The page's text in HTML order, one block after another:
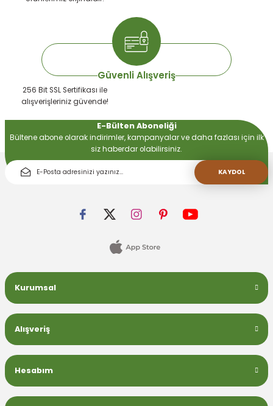
Güvenli Alışveriş
256 Bit SSL Sertifikası ile
alışverişleriniz güvende!
E-Bülten Aboneliği
Bültene abone olarak indirimler, kampanyalar ve daha fazlası için ilk
siz haberdar olabilirsiniz.
KAYDOL
Kurumsal
Alışveriş
Hesabım